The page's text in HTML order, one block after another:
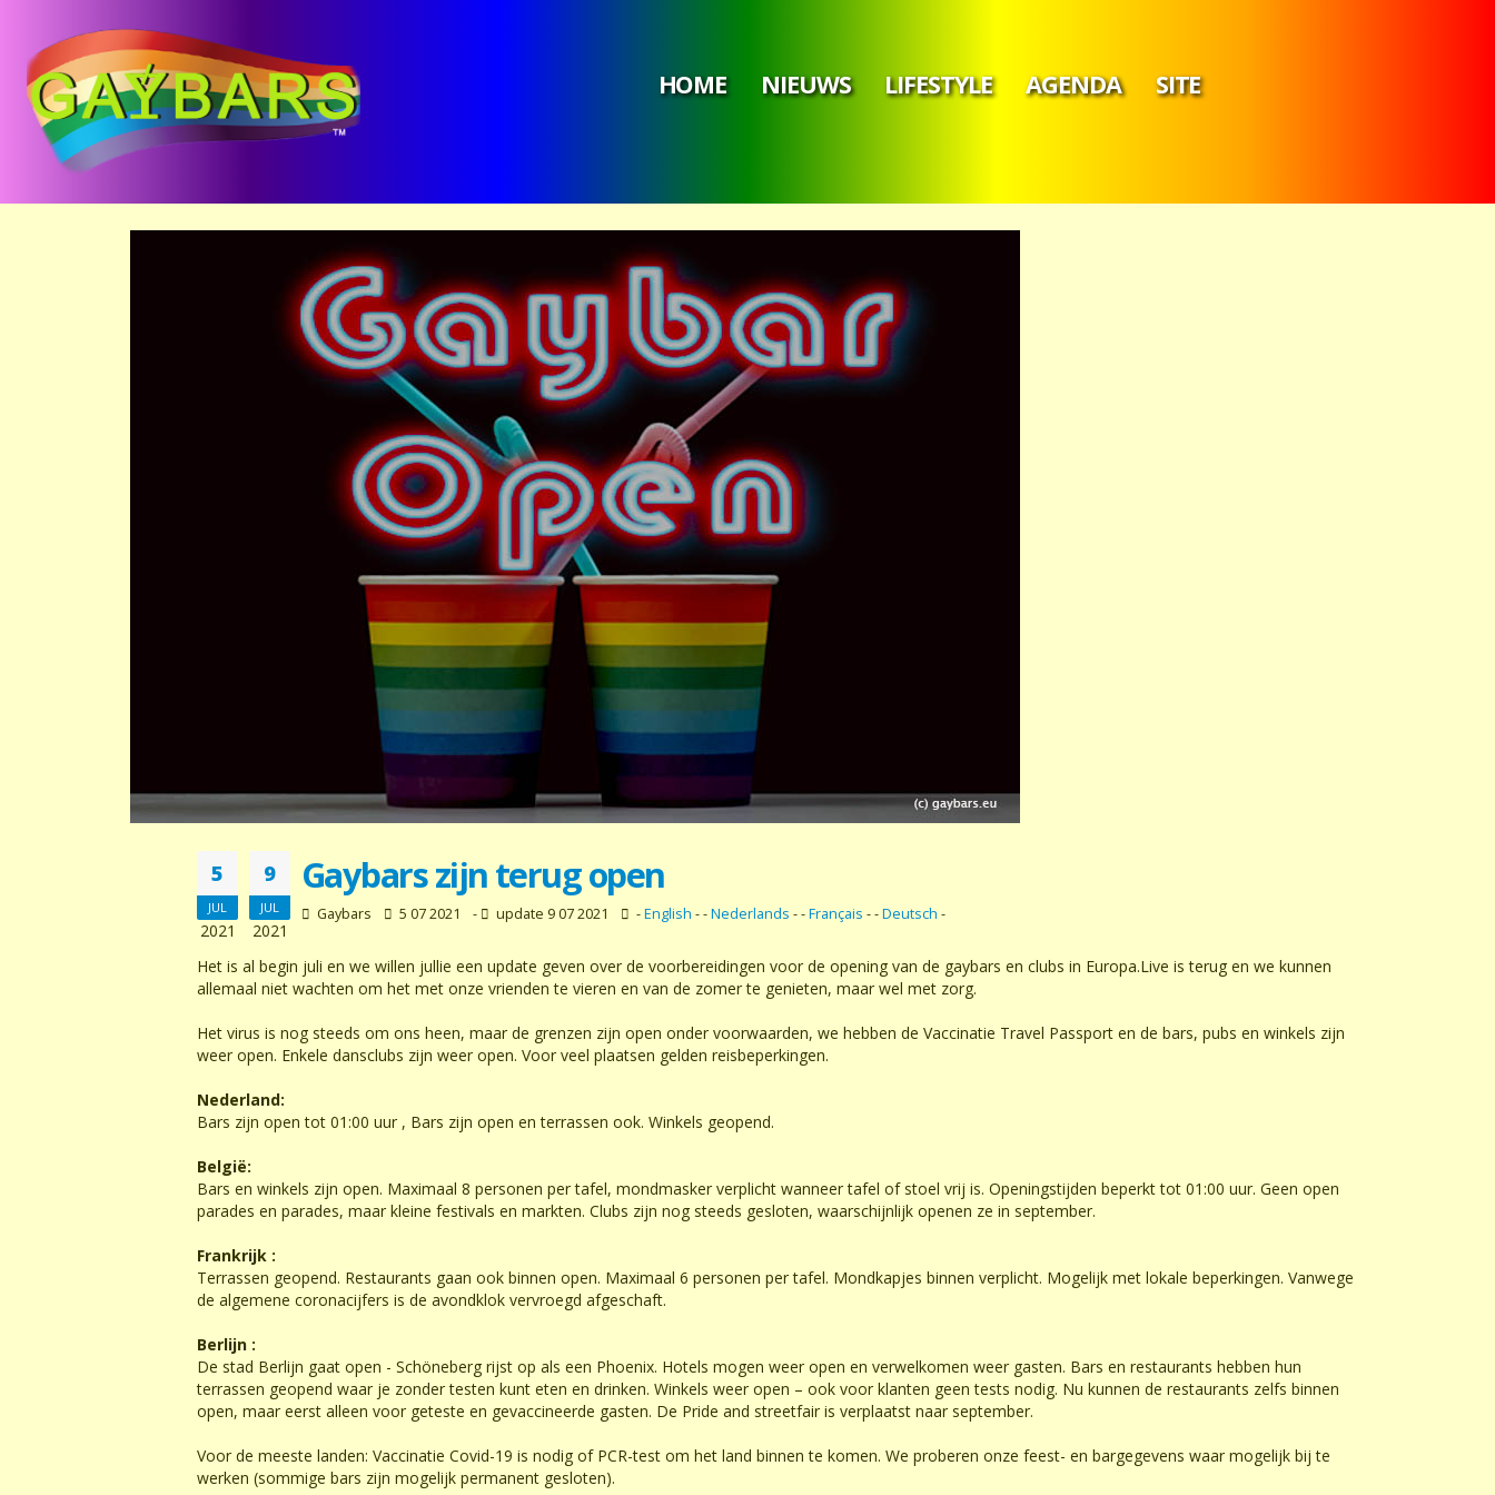
HOME NIEUWS LIFESTYLE AGENDA SITE
5
JUL
2021
9
JUL
2021
Gaybars zijn terug open
Gaybars 5 07 2021 - update 9 07 2021 -English - -Nederlands - -Français - -Deutsch -
Het is al begin juli en we willen jullie een update geven over de voorbereidingen voor de opening van de gaybars en clubs in Europa.Live is terug en we kunnen
allemaal niet wachten om het met onze vrienden te vieren en van de zomer te genieten, maar wel met zorg.
Het virus is nog steeds om ons heen, maar de grenzen zijn open onder voorwaarden, we hebben de Vaccinatie Travel Passport en de bars, pubs en winkels zijn
weer open. Enkele dansclubs zijn weer open. Voor veel plaatsen gelden reisbeperkingen.
Nederland:
Bars zijn open tot 01:00 uur , Bars zijn open en terrassen ook. Winkels geopend.
België:
Bars en winkels zijn open. Maximaal 8 personen per tafel, mondmasker verplicht wanneer tafel of stoel vrij is. Openingstijden beperkt tot 01:00 uur. Geen open
parades en parades, maar kleine festivals en markten. Clubs zijn nog steeds gesloten, waarschijnlijk openen ze in september.
Frankrijk :
Terrassen geopend. Restaurants gaan ook binnen open. Maximaal 6 personen per tafel. Mondkapjes binnen verplicht. Mogelijk met lokale beperkingen. Vanwege
de algemene coronacijfers is de avondklok vervroegd afgeschaft.
Berlijn :
De stad Berlijn gaat open - Schöneberg rijst op als een Phoenix. Hotels mogen weer open en verwelkomen weer gasten. Bars en restaurants hebben hun
terrassen geopend waar je zonder testen kunt eten en drinken. Winkels weer open – ook voor klanten geen tests nodig. Nu kunnen de restaurants zelfs binnen
open, maar eerst alleen voor geteste en gevaccineerde gasten. De Pride and streetfair is verplaatst naar september.
Voor de meeste landen: Vaccinatie Covid-19 is nodig of PCR-test om het land binnen te komen. We proberen onze feest- en bargegevens waar mogelijk bij te
werken (sommige bars zijn mogelijk permanent gesloten).